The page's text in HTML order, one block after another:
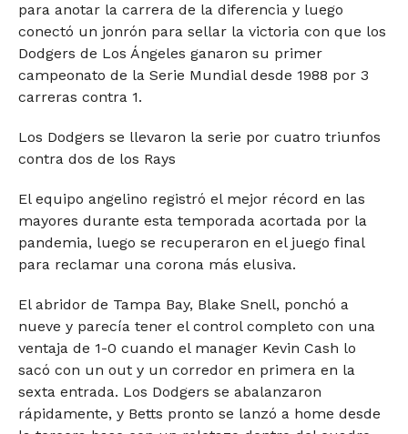
para anotar la carrera de la diferencia y luego
conectó un jonrón para sellar la victoria con que los
Dodgers de Los Ángeles ganaron su primer
campeonato de la Serie Mundial desde 1988 por 3
carreras contra 1.
Los Dodgers se llevaron la serie por cuatro triunfos
contra dos de los Rays
El equipo angelino registró el mejor récord en las
mayores durante esta temporada acortada por la
pandemia, luego se recuperaron en el juego final
para reclamar una corona más elusiva.
El abridor de Tampa Bay, Blake Snell, ponchó a
nueve y parecía tener el control completo con una
ventaja de 1-0 cuando el manager Kevin Cash lo
sacó con un out y un corredor en primera en la
sexta entrada. Los Dodgers se abalanzaron
rápidamente, y Betts pronto se lanzó a home desde